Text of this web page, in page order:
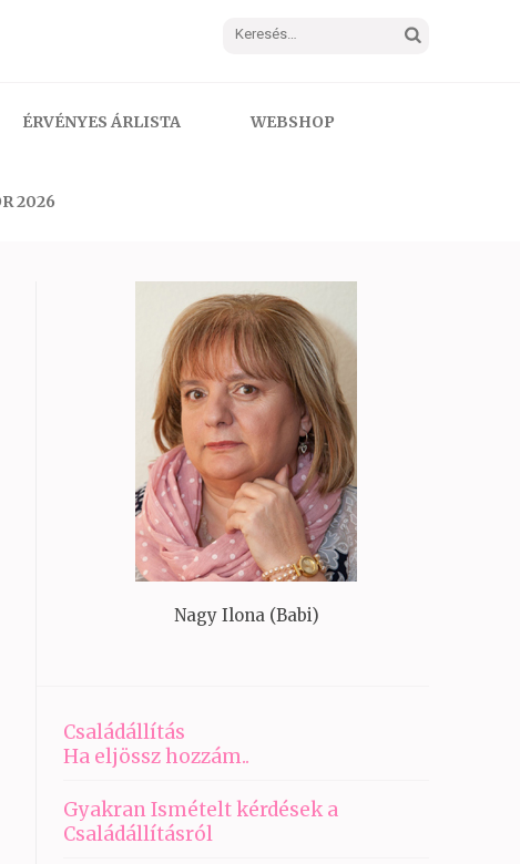
Keresés:
ÉRVÉNYES ÁRLISTA WEBSHOP
2026
Nagy Ilona (Babi)
Családállítás
Ha eljössz hozzám..
Gyakran Ismételt kérdések a
Családállításról